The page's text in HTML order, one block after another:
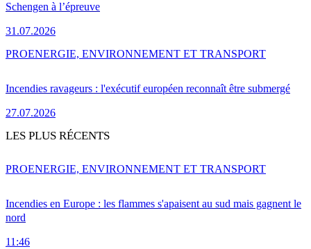
Schengen à l’épreuve
31.07.2026
Incendies ravageurs : l'exécutif européen reconnaît être submergé
27.07.2026
PROENERGIE, ENVIRONNEMENT ET TRANSPORT
LES PLUS RÉCENTS
Incendies en Europe : les flammes s'apaisent au sud mais gagnent le
nord
11:46
PROENERGIE, ENVIRONNEMENT ET TRANSPORT